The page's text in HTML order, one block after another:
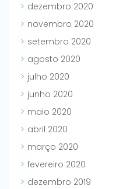
dezembro 2020
novembro 2020
setembro 2020
agosto 2020
julho 2020
junho 2020
maio 2020
abril 2020
março 2020
fevereiro 2020
dezembro 2019